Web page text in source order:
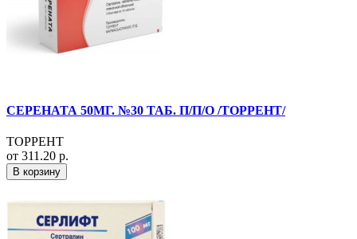
СЕРЕНАТА 50МГ. №30 ТАБ. П/П/О /ТОРРЕНТ/
ТОРРЕНТ
от 311.20 р.
В корзину